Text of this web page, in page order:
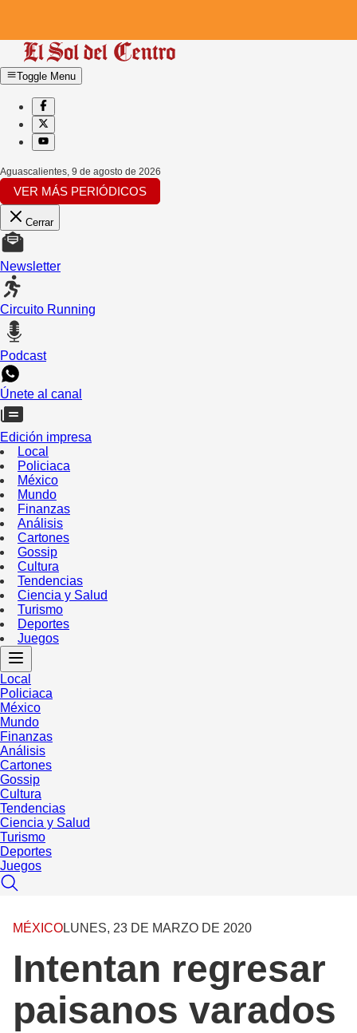
Toggle Menu
Aguascalientes, 9 de agosto de 2026
VER MÁS PERIÓDICOS
Cerrar
Newsletter
Circuito Running
Podcast
Únete al canal
Edición impresa
Local
Policiaca
México
Mundo
Finanzas
Análisis
Cartones
Gossip
Cultura
Tendencias
Ciencia y Salud
Turismo
Deportes
Juegos
Local
Policiaca
México
Mundo
Finanzas
Análisis
Cartones
Gossip
Cultura
Tendencias
Ciencia y Salud
Turismo
Deportes
Juegos
MÉXICOLUNES, 23 DE MARZO DE 2020
Intentan regresar
paisanos varados